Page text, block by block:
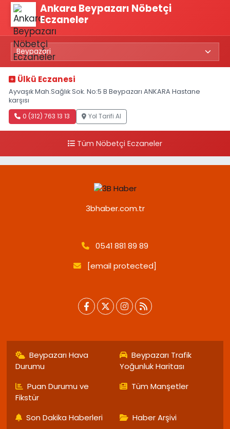
Ankara Beypazarı Nöbetçi
Eczaneler
Ülkü Eczanesi
Ayvaşık Mah.Sağlık Sok. No:5 B Beypazarı ANKARA Hastane
karşısı
0 (312) 763 13 13 Yol Tarifi Al
Tüm Nöbetçi Eczaneler
3bhaber.com.tr
0541 881 89 89
[email protected]
Beypazarı Hava
Durumu
Beypazarı Trafik
Yoğunluk Haritası
Puan Durumu ve
Fikstür
Tüm Manşetler
Son Dakika Haberleri Haber Arşivi